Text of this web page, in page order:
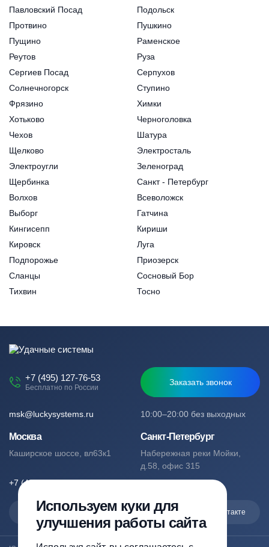
Павловский Посад
Подольск
Протвино
Пушкино
Пущино
Раменское
Реутов
Руза
Сергиев Посад
Серпухов
Солнечногорск
Ступино
Фрязино
Химки
Хотьково
Черноголовка
Чехов
Шатура
Щелково
Электросталь
Электроугли
Зеленоград
Щербинка
Санкт - Петербург
Волхов
Всеволожск
Выборг
Гатчина
Кингисепп
Кириши
Кировск
Луга
Подпорожье
Приозерск
Сланцы
Сосновый Бор
Тихвин
Тосно
+7 (495) 127-76-53
Бесплатно по России
Заказать звонок
10:00–20:00 без выходных
msk@luckysystems.ru
Москва
Каширское шоссе, вл63к1
+7 (495) 127-76-53
Санкт-Петербург
Набережная реки Мойки,
д.58, офис 315
+7 (812) 244-49-61
Max Telegram Вконтакте
Используем куки для
улучшения работы сайта